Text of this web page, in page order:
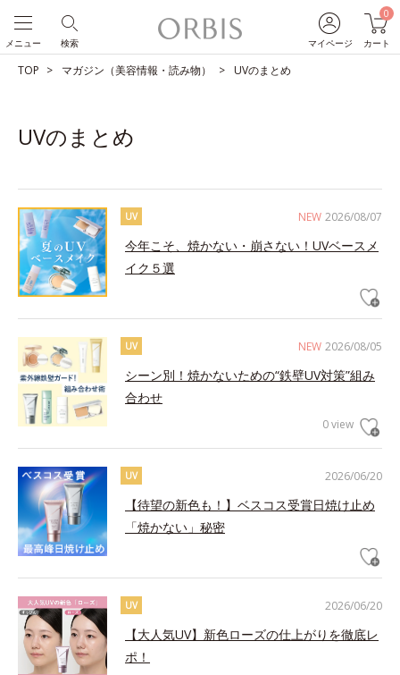
マイページ
0
カート
検索
メニュー
TOP マガジン（美容情報・読み物） UVのまとめ
UVのまとめ
NEW 2026/08/07
UV
今年こそ、焼かない・崩さない！UVベースメ
イク５選
NEW 2026/08/05
UV
シーン別！焼かないための“鉄壁UV対策”組み
合わせ
0 view
2026/06/20
UV
【待望の新色も！】ベスコス受賞日焼け止め
「焼かない」秘密
2026/06/20
UV
【大人気UV】新色ローズの仕上がりを徹底レ
ポ！